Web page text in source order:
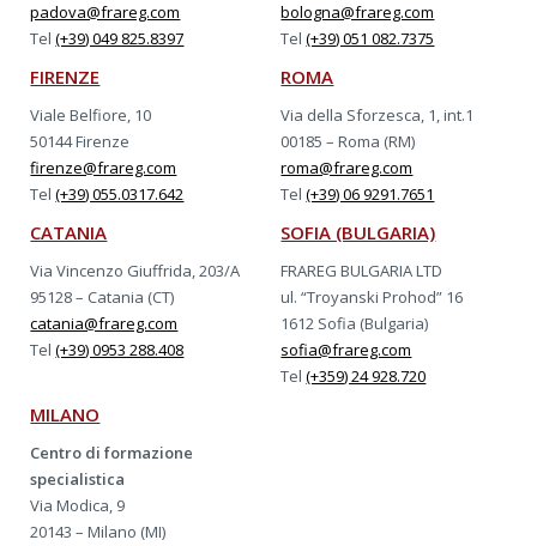
padova@frareg.com
Tel(+39) 049 825.8397
bologna@frareg.com
Tel(+39) 051 082.7375
FIRENZE
Viale Belfiore, 10
50144 Firenze
firenze@frareg.com
Tel(+39) 055.0317.642
ROMA
Via della Sforzesca, 1, int.1
00185 – Roma (RM)
roma@frareg.com
Tel(+39) 06 9291.7651
CATANIA
Via Vincenzo Giuffrida, 203/A
95128 – Catania (CT)
catania@frareg.com
Tel(+39) 0953 288.408
SOFIA (BULGARIA)
FRAREG BULGARIA LTD
ul. “Troyanski Prohod” 16
1612 Sofia (Bulgaria)
sofia@frareg.com
Tel(+359) 24 928.720
MILANO
Centro di formazione
specialistica
Via Modica, 9
20143 – Milano (MI)